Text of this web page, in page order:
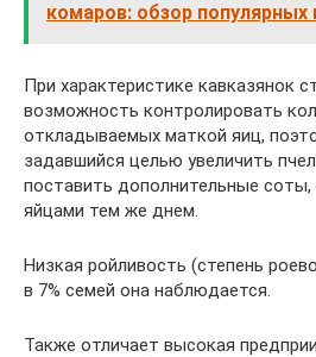
комаров: обзор популярных
При характеристике кавказянок
возможность контролировать
откладываемых маткой яиц,
задавшийся целью увеличить
поставить дополнительные соты,
яйцами тем же днем.
Низкая ройливость (степень
в 7% семей она наблюдается.
Также отличает высокая